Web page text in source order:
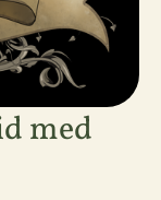
med